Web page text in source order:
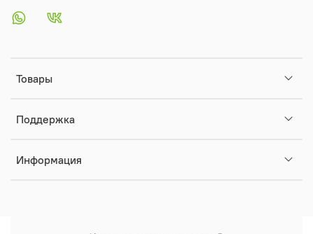
Товары
Поддержка
Информация